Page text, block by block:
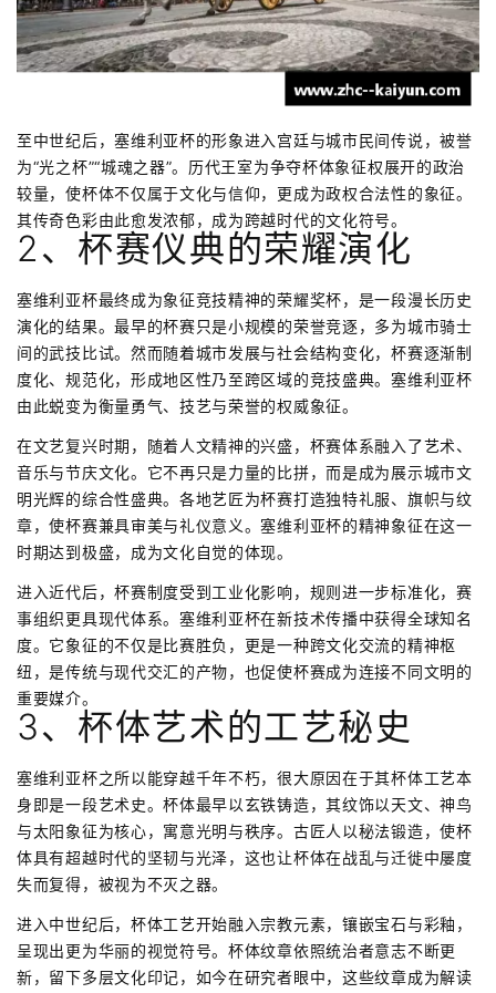
至中世纪后，塞维利亚杯的形象进入宫廷与城市民间传说，被誉
为“光之杯”“城魂之器”。历代王室为争夺杯体象征权展开的政治
较量，使杯体不仅属于文化与信仰，更成为政权合法性的象征。
其传奇色彩由此愈发浓郁，成为跨越时代的文化符号。
2、杯赛仪典的荣耀演化
塞维利亚杯最终成为象征竞技精神的荣耀奖杯，是一段漫长历史
演化的结果。最早的杯赛只是小规模的荣誉竞逐，多为城市骑士
间的武技比试。然而随着城市发展与社会结构变化，杯赛逐渐制
度化、规范化，形成地区性乃至跨区域的竞技盛典。塞维利亚杯
由此蜕变为衡量勇气、技艺与荣誉的权威象征。
在文艺复兴时期，随着人文精神的兴盛，杯赛体系融入了艺术、
音乐与节庆文化。它不再只是力量的比拼，而是成为展示城市文
明光辉的综合性盛典。各地艺匠为杯赛打造独特礼服、旗帜与纹
章，使杯赛兼具审美与礼仪意义。塞维利亚杯的精神象征在这一
时期达到极盛，成为文化自觉的体现。
进入近代后，杯赛制度受到工业化影响，规则进一步标准化，赛
事组织更具现代体系。塞维利亚杯在新技术传播中获得全球知名
度。它象征的不仅是比赛胜负，更是一种跨文化交流的精神枢
纽，是传统与现代交汇的产物，也促使杯赛成为连接不同文明的
重要媒介。
3、杯体艺术的工艺秘史
塞维利亚杯之所以能穿越千年不朽，很大原因在于其杯体工艺本
身即是一段艺术史。杯体最早以玄铁铸造，其纹饰以天文、神鸟
与太阳象征为核心，寓意光明与秩序。古匠人以秘法锻造，使杯
体具有超越时代的坚韧与光泽，这也让杯体在战乱与迁徙中屡度
失而复得，被视为不灭之器。
进入中世纪后，杯体工艺开始融入宗教元素，镶嵌宝石与彩釉，
呈现出更为华丽的视觉符号。杯体纹章依照统治者意志不断更
新，留下多层文化印记，如今在研究者眼中，这些纹章成为解读